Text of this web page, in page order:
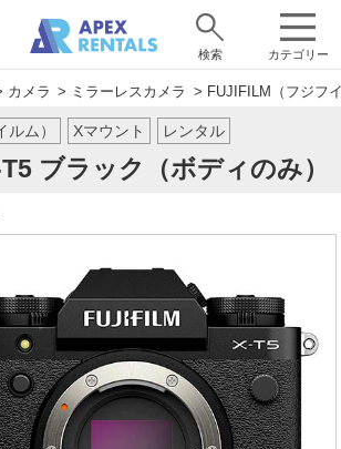
カテゴリー
検索
カメラ > ミラーレスカメラ > FUJIFILM（フジフ
ム）
ブラック（ボディのみ）
Xマウント レンタル